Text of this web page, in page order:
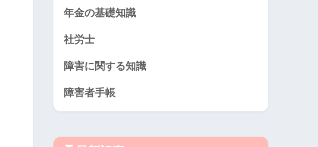
年金の基礎知識
社労士
障害に関する知識
障害者手帳